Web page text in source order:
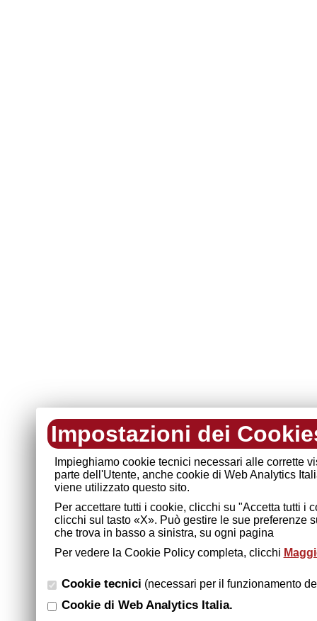
Impostazioni dei
Impieghiamo cookie tecnici necessari alle corrette
parte dell'Utente, anche cookie di Web Analytics
viene utilizzato questo sito.
Per accettare tutti i cookie, clicchi su "Accetta tutti
clicchi sul tasto «X». Può gestire le sue preferenze
che trova in basso a sinistra, su ogni pagina
Per vedere la Cookie Policy completa, clicchi
Cookie tecnici (necessari per il funzionamento
Cookie di Web Analytics Italia.